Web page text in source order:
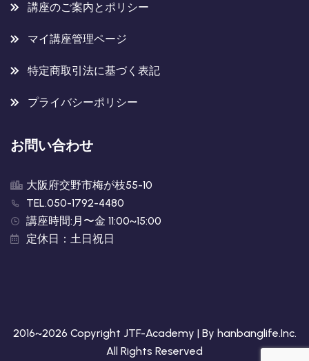
講座のご案内とポリシー
マイ講座管理ページ
特定商取引法に基づく表記
プライバシーポリシー
お問い合わせ
大阪府交野市梅が枝55-10
TEL.050-1792-4480
講座時間:月〜金 11:00~15:00
定休日：土日祝日
2016~2026 Copyright JTF-Academy | By hanbanglife.Inc.
All Rights Reserved